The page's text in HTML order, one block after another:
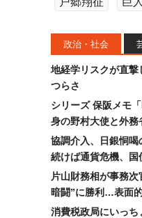
政治・社会
地経学リスクが直
つらさ
シリーズ 保阪メモ
身の野村大使と外
協調介入、日銀恫
続けば通貨危機、
片山財務相が事務
暗闘”に勝利…表面
消費税政局にいっち